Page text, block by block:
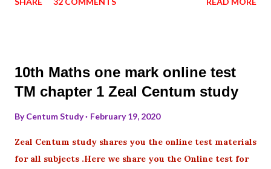
10th Maths one mark online test
TM chapter 1 Zeal Centum study
ByCentum Study February 19, 2020
Zeal Centum study shares you the online test materials
for all subjects .Here we share you the Online test for